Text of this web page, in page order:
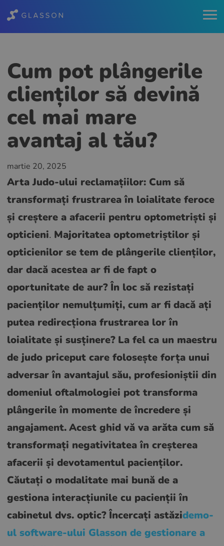
Cum pot plângerile
clienților să devină
cel mai mare
avantaj al tău?
martie 20, 2025
Arta Judo-ului reclamațiilor: Cum să
transformați frustrarea în loialitate feroce
și creștere a afacerii pentru optometriști și
opticieni. Majoritatea optometriștilor și
opticienilor se tem de plângerile clienților,
dar dacă acestea ar fi de fapt o
oportunitate de aur?În loc să rezistați
pacienților nemulțumiți, cum ar fi dacă ați
putea redirecționa frustrarea lor în
loialitate și susținere? La fel ca un maestru
de judo priceput care folosește forța unui
adversar în avantajul său, profesioniștii din
domeniul oftalmologiei pot transforma
plângerile în momente de încredere și
angajament.Acest ghid vă va arăta cum să
transformați negativitatea în creșterea
afacerii și devotamentul pacienților.
Căutați o modalitate mai bună de a
gestiona interacțiunile cu pacienții în
cabinetul dvs. optic?Încercați astăzidemo-
ul software-ului Glasson de gestionare a